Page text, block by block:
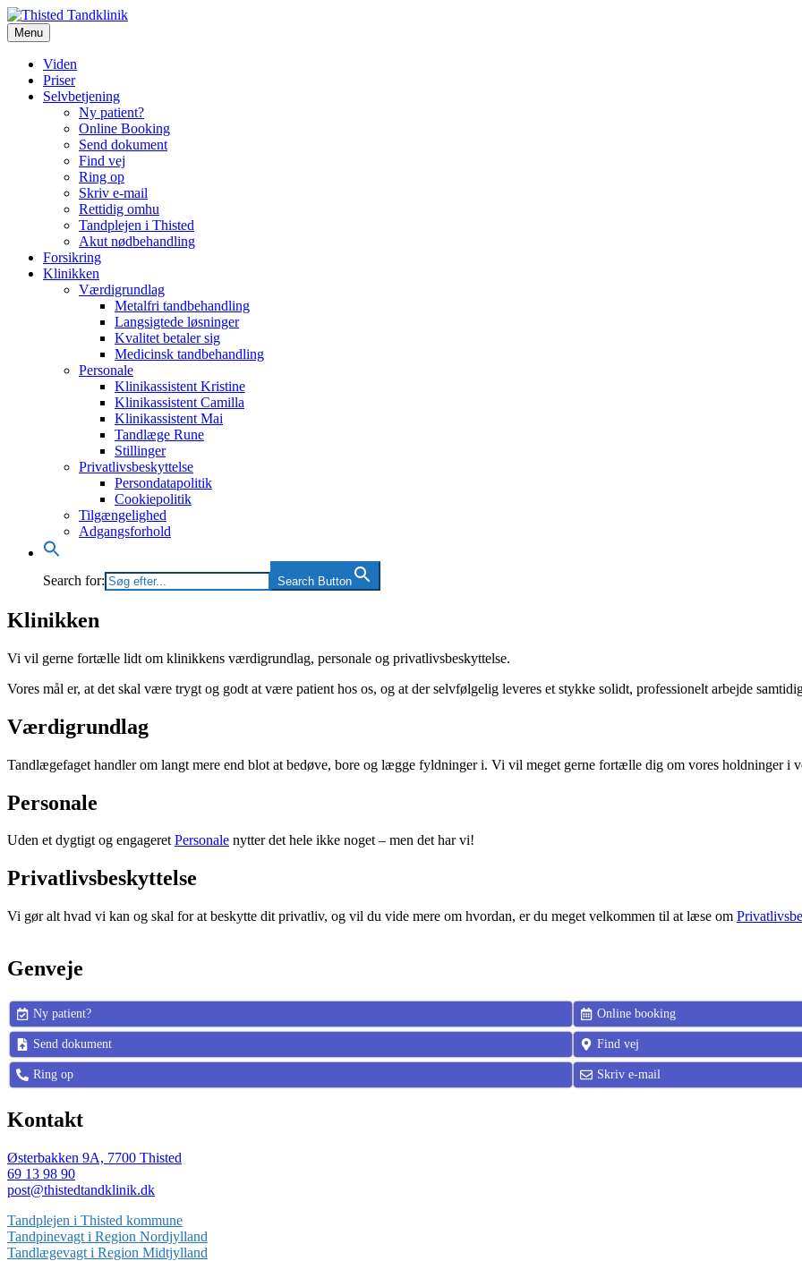
Videre
til
indhold
Thisted Tandklinik
Thisted Tandklinik
Menu
Viden
Priser
Selvbetjening
Ny patient?
Online Booking
Send dokument
Find vej
Ring op
Skriv e-mail
Rettidig omhu
Tandplejen i Thisted
Akut nødbehandling
Forsikring
Klinikken
Værdigrundlag
Metalfri tandbehandling
Langsigtede løsninger
Kvalitet betaler sig
Medicinsk tandbehandling
Personale
Klinikassistent Kristine
Klinikassistent Camilla
Klinikassistent Mai
Tandlæge Rune
Stillinger
Privatlivsbeskyttelse
Persondatapolitik
Cookiepolitik
Tilgængelighed
Adgangsforhold
Search for: Search Button
Klinikken
Vi vil gerne fortælle lidt om klinikkens værdigrundlag, personale og privatlivsbeskyttelse.
Vores mål er, at det skal være trygt og godt at være patient hos os, og at der selvfølgelig leveres et stykke solidt, professionelt arbejde
Værdigrundlag
Tandlægefaget handler om langt mere end blot at bedøve, bore og lægge fyldninger i. Vi vil meget gerne fortælle dig om vores holdninger i
Personale
Uden et dygtigt og engageretPersonale nytter det hele ikke noget – men det har vi!
Privatlivsbeskyttelse
Vi gør alt hvad vi kan og skal for at beskytte dit privatliv, og vil du vide mere om hvordan, er du meget velkommen til at læse om
Genveje
Ny patient? Online booking
Send dokument Find vej
Ring op Skriv e-mail
Kontakt
Østerbakken 9A, 7700 Thisted
69 13 98 90
post@thistedtandklinik.dk
Tandplejen i Thisted kommune
Tandpinevagt i Region Nordjylland
Tandlægevagt i Region Midtjylland